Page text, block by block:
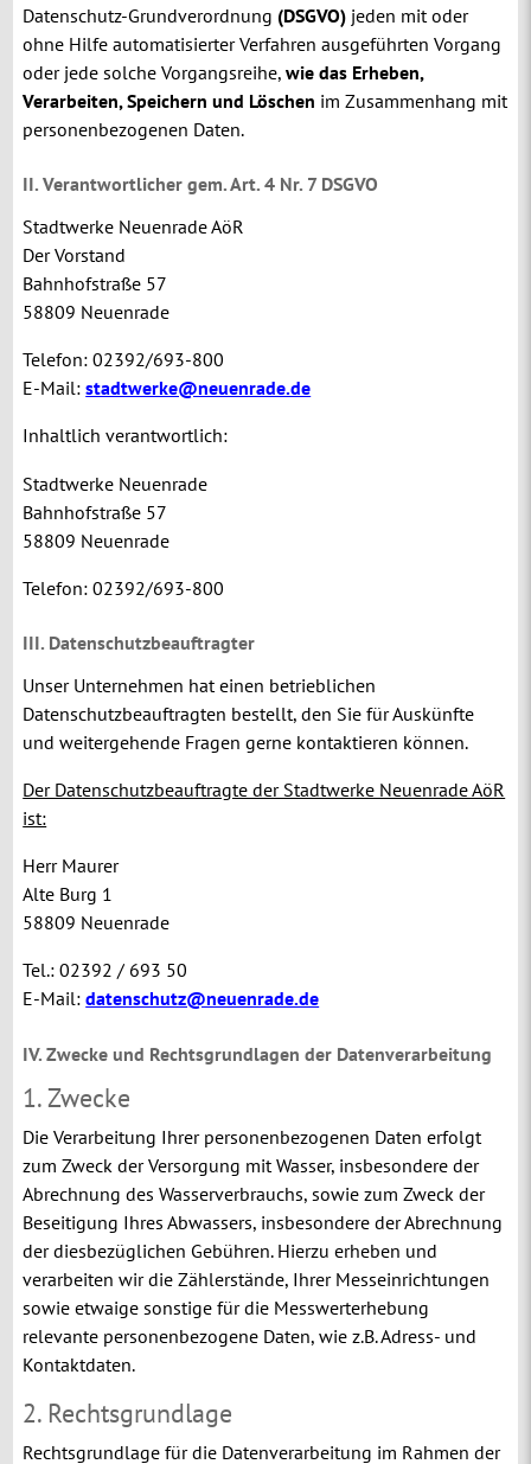
Datenschutz-Grundverordnung (DSGVO) jeden mit oder
ohne Hilfe automatisierter Verfahren ausgeführten Vorgang
oder jede solche Vorgangsreihe,wie das Erheben,
Verarbeiten, Speichern und Löschen im Zusammenhang mit
personenbezogenen Daten.
II. Verantwortlicher gem. Art. 4 Nr. 7 DSGVO
Stadtwerke Neuenrade AöR
Der Vorstand
Bahnhofstraße 57
58809 Neuenrade
Telefon: 02392/693-800
E-Mail:stadtwerke@neuenrade.de
Inhaltlich verantwortlich:
Stadtwerke Neuenrade
Bahnhofstraße 57
58809 Neuenrade
Telefon: 02392/693-800
III. Datenschutzbeauftragter
Unser Unternehmen hat einen betrieblichen
Datenschutzbeauftragten bestellt, den Sie für Auskünfte
und weitergehende Fragen gerne kontaktieren können.
Der Datenschutzbeauftragte der Stadtwerke Neuenrade AöR
ist:
Herr Maurer
Alte Burg 1
58809 Neuenrade
Tel.: 02392 / 693 50
E-Mail:datenschutz@neuenrade.de
IV. Zwecke und Rechtsgrundlagen der Datenverarbeitung
1. Zwecke
Die Verarbeitung Ihrer personenbezogenen Daten erfolgt
zum Zweck der Versorgung mit Wasser, insbesondere der
Abrechnung des Wasserverbrauchs, sowie zum Zweck der
Beseitigung Ihres Abwassers, insbesondere der Abrechnung
der diesbezüglichen Gebühren. Hierzu erheben und
verarbeiten wir die Zählerstände, Ihrer Messeinrichtungen
sowie etwaige sonstige für die Messwerterhebung
relevante personenbezogene Daten, wie z.B. Adress- und
Kontaktdaten.
2. Rechtsgrundlage
Rechtsgrundlage für die Datenverarbeitung im Rahmen der